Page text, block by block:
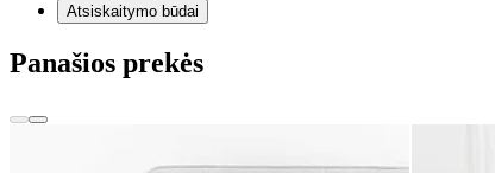
Atsiskaitymo būdai
Panašios prekės